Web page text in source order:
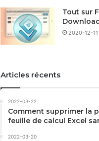
Tout sur
2020-12-11
Articles récents
2022-03-22
Comment supprimer la
feuille de calcul Excel
2022-03-20